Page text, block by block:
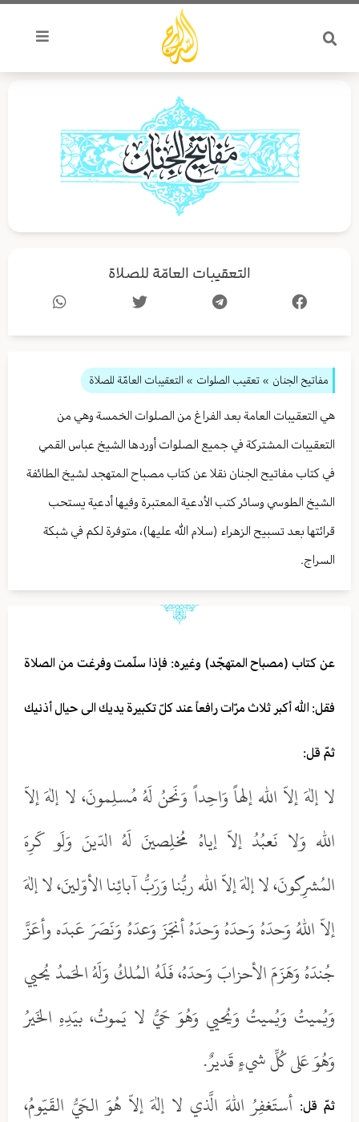
تخطي
المحتوى
التعقيبات العامّة للصلاة
مفاتيح الجنان » تعقيب الصلوات » التعقيبات العامّة للصلاة
هي التعقيبات العامة بعد الفراغ من الصلوات الخمسة وهي من
التعقيبات المشتركة في جميع الصلوات أوردها الشيخ عباس القمي
في كتاب مفاتيح الجنان نقلا عن كتاب مصباح المتهجد لشيخ الطائفة
الشيخ الطوسي وسائر كتب الأدعية المعتبرة وفيها أدعية يستحب
قرائتها بعد تسبيح الزهراء (سلام الله عليها)، متوفرة لكم في شبكة
السراج.
عن كتاب (مصباح المتهجّد) وغيره: فإذا سلّمت وفرغت من الصلاة
فقل: الله أكبر ثلاث مرّات رافعاً عند كلّ تكبيرة يديك الى حيال أذنيك
ثمّ قل:
لا إلهَ إلاّ الله إلهاً وَاحِداً وَنَحنُ لَهُ مُسلِمونَ، لا إلهَ إلاّ
الله وَلا نَعبُدُ إلاّ إياهُ مُخلِصينَ لَهُ الدّينَ وَلَو كَرِهَ
المُشرِكونَ، لا إلهَ إلاّ الله ربُّنا وَرَبُّ آبائِنا الأوّلينَ، لا إلهَ
إلاّ اللهُ وَحدَهُ وَحدَهُ وَحدَهُ أنجَزَ وَعدَهُ وَنَصَرَ عَبدَه وأعَزَّ
جُندَهُ وَهَزَمَ الأحزابَ وَحدَهُ، فَلَهُ المُلكُ وَلَهُ الحَمدُ يُحيي
وَيُميتُ وَيُميتُ وَيُحيي وَهُوَ حَيُّ لا يَموتُ، بيَدِهِ الخَيرُ
وَهُوَ عَلى كُلِّ شيءٍ قَديرٌ.
ثمّ قل: أستَغفِرُ اللهَ الَّذي لا إلهَ إلاّ هُوَ الحَيُّ القَيّومُ،